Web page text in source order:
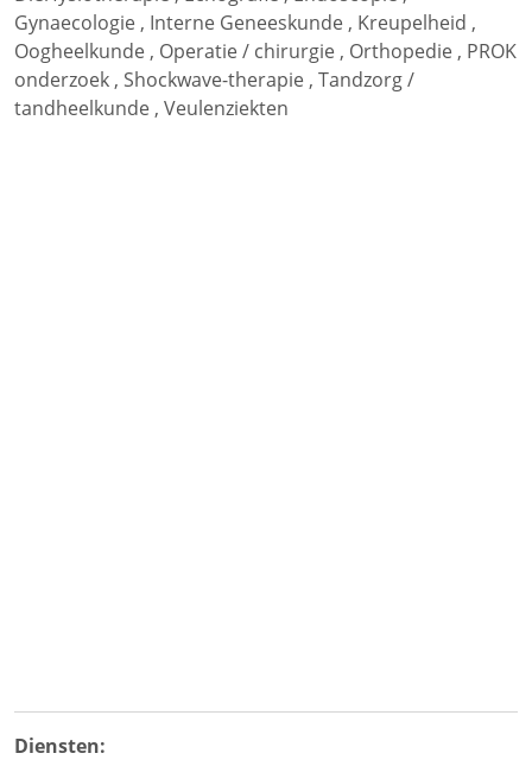
Gynaecologie , Interne Geneeskunde , Kreupelheid ,
Oogheelkunde , Operatie / chirurgie , Orthopedie , PROK
onderzoek , Shockwave-therapie , Tandzorg /
tandheelkunde , Veulenziekten
Diensten: